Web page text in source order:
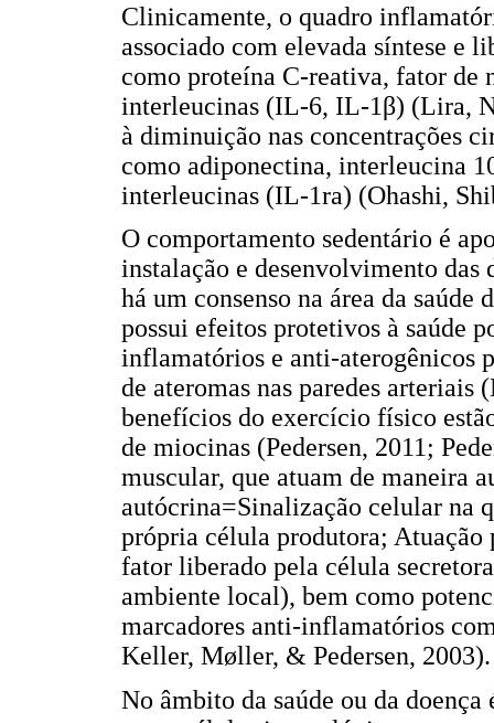
Clinicamente, o quadro
associado com elevada síntese e
como proteína C-reativa, fator de
interleucinas (IL-6, IL-1β) (Lira,
à diminuição nas concentrações
como adiponectina, interleucina
interleucinas (IL-1ra) (Ohashi,
O comportamento sedentário é
instalação e desenvolvimento das
há um consenso na área da
possui efeitos protetivos à saúde
inflamatórios e anti-aterogênicos
de ateromas nas paredes arteriais
benefícios do exercício físico
de miocinas (Pedersen, 2011;
muscular, que atuam de maneira
autócrina=Sinalização celular na
própria célula produtora;
fator liberado pela célula
ambiente local), bem como
marcadores anti-inflamatórios
Keller, Møller, & Pedersen,
No âmbito da saúde ou da